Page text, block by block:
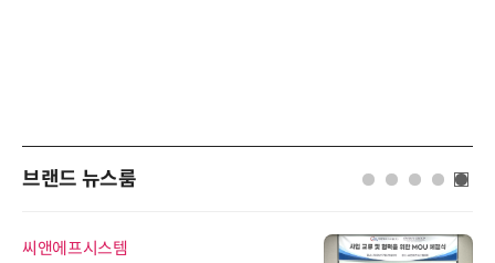
브랜드 뉴스룸
씨앤에프시스템